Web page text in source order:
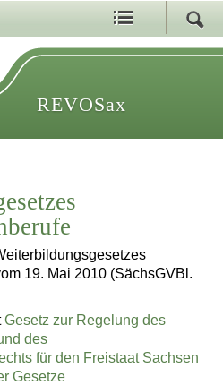
REVOSax
19. Mai 2010 (SächsGVBl.
Gesetz zur Regelung des
des
für den Freistaat Sachsen
Gesetze